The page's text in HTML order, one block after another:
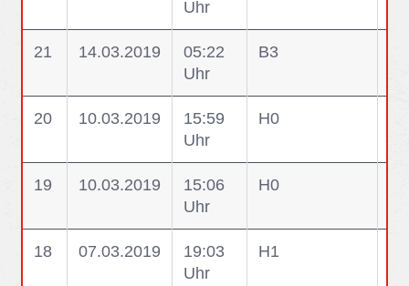
Uhr
21 14.03.2019
05:22
Uhr
B3
20 10.03.2019
15:59
Uhr
H0
19 10.03.2019
15:06
Uhr
H0
18 07.03.2019
19:03
Uhr
H1